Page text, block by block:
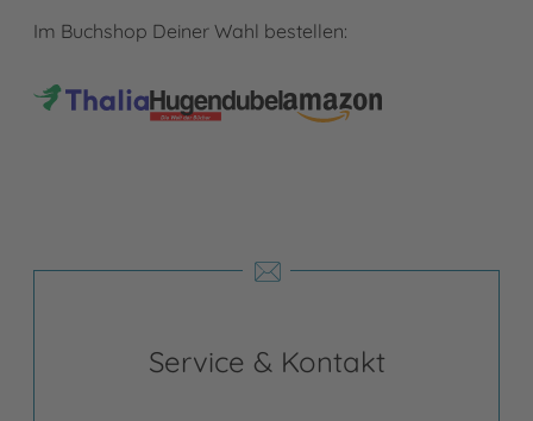
Im Buchshop Deiner Wahl bestellen:
Service & Kontakt